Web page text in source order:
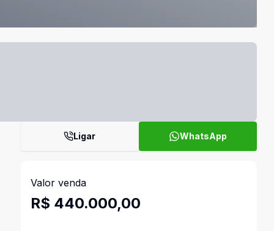
Ligar WhatsApp
Valor venda
R$ 440.000,00